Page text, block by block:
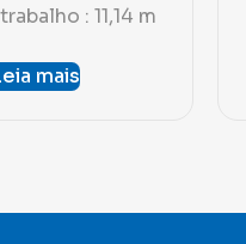
: 11,14 m
mais